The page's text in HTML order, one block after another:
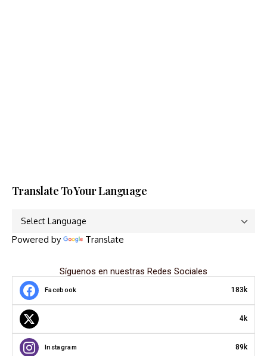
Translate To Your Language
Powered by Translate
Síguenos en nuestras Redes Sociales
Facebook 183k
4k
Instagram 89k